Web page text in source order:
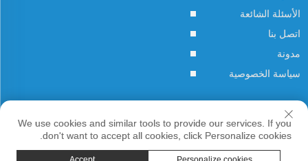
الأسئلة الشائعة
اتصل بنا
مدونة
سياسة الخصوصية
We use cookies and similar tools to provide our services. If you
don't want to accept all cookies, click Personalize cookies.